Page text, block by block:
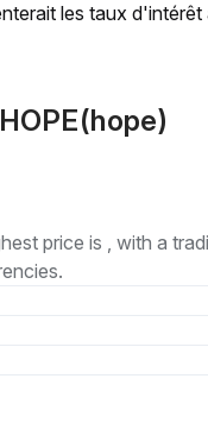
les taux d'intérêt
price is , with a